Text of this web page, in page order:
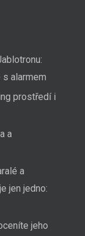
s alarmem
prostředí i
a
a
jen jedno:
jeho